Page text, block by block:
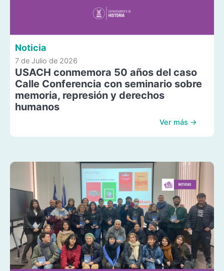
Noticia
7 de Julio de 2026
USACH conmemora 50 años del caso
Calle Conferencia con seminario sobre
memoria, represión y derechos
humanos
Ver más →